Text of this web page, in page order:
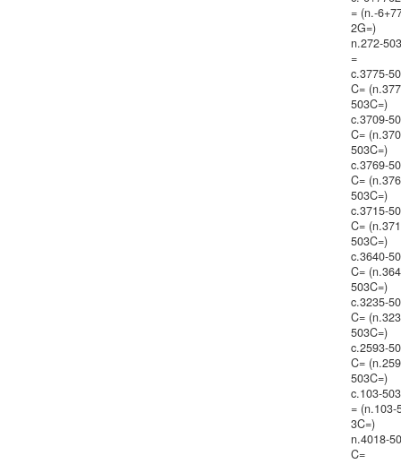
= (n.-
2G=)
n.272-
=
c.3775-
C=
503C=)
c.3709-
C=
503C=)
c.3769-
C=
503C=)
c.3715-
C=
503C=)
c.3640-
C=
503C=)
c.3235-
C=
503C=)
c.2593-
C=
503C=)
c.103-
= (n.103-
3C=)
n.4018-
C=